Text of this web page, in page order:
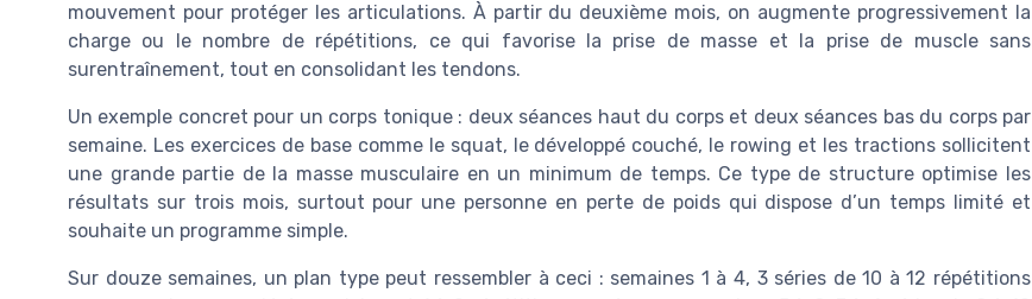
mouvement pour protéger les articulations. À partir du deuxième mois, on augmente progressivement la
charge ou le nombre de répétitions, ce qui favorise la prise de masse et la prise de muscle sans
surentraînement, tout en consolidant les tendons.
Un exemple concret pour un corps tonique : deux séances haut du corps et deux séances bas du corps par
semaine. Les exercices de base comme le squat, le développé couché, le rowing et les tractions sollicitent
une grande partie de la masse musculaire en un minimum de temps. Ce type de structure optimise les
résultats sur trois mois, surtout pour une personne en perte de poids qui dispose d’un temps limité et
souhaite un programme simple.
Sur douze semaines, un plan type peut ressembler à ceci : semaines 1 à 4, 3 séries de 10 à 12 répétitions